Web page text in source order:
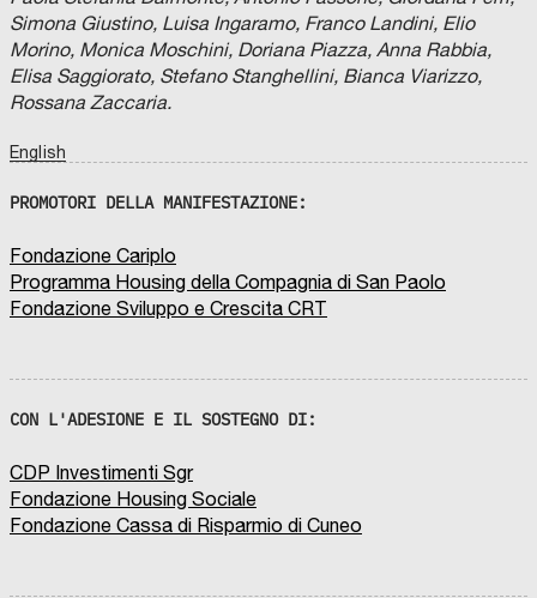
Simona Giustino, Luisa Ingaramo, Franco Landini, Elio
Morino, Monica Moschini, Doriana Piazza, Anna Rabbia,
Elisa Saggiorato, Stefano Stanghellini, Bianca Viarizzo,
Rossana Zaccaria.
English
PROMOTORI DELLA MANIFESTAZIONE:
Fondazione Cariplo
Programma Housing della Compagnia di San Paolo
Fondazione Sviluppo e Crescita CRT
CON L'ADESIONE E IL SOSTEGNO DI:
CDP Investimenti Sgr
Fondazione Housing Sociale
Fondazione Cassa di Risparmio di Cuneo